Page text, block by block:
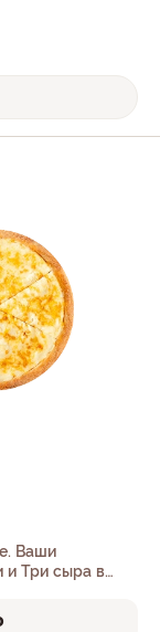
Ваши
и Три сыра в